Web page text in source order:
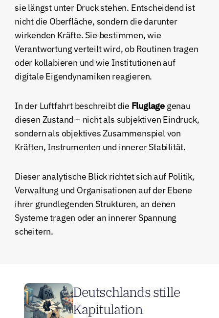
sie längst unter Druck stehen. Entscheidend ist
nicht die Oberfläche, sondern die darunter
wirkenden Kräfte. Sie bestimmen, wie
Verantwortung verteilt wird, ob Routinen tragen
oder kollabieren und wie Institutionen auf
digitale Eigendynamiken reagieren.
In der Luftfahrt beschreibt die Fluglage genau
diesen Zustand – nicht als subjektiven Eindruck,
sondern als objektives Zusammenspiel von
Kräften, Instrumenten und innerer Stabilität.
Dieser analytische Blick richtet sich auf Politik,
Verwaltung und Organisationen auf der Ebene
ihrer grundlegenden Strukturen, an denen
Systeme tragen oder an innerer Spannung
scheitern.
Deutschlands stille
Kapitulation